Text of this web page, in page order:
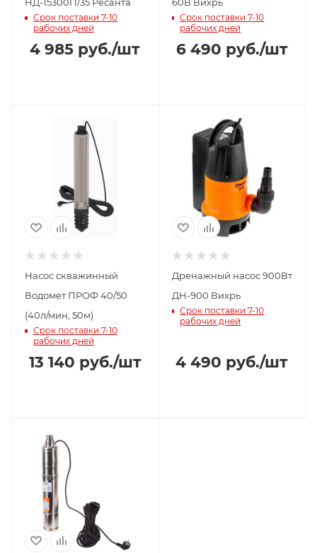
Срок поставки 7-10
рабочих дней
4 985 руб./шт
Срок поставки 7-10
рабочих дней
6 490 руб./шт
Насос скважинный
Водомет ПРОФ 40/50
(40л/мин, 50м)
Срок поставки 7-10
рабочих дней
13 140 руб./шт
Дренажный насос 900Вт
ДН-900 Вихрь
Срок поставки 7-10
рабочих дней
4 490 руб./шт